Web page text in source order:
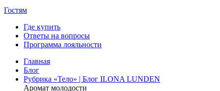
Гостям
Где купить
Ответы на вопросы
Программа лояльности
Главная
Блог
Рубрика «Тело» | Блог ILONA LUNDEN
Аромат молодости